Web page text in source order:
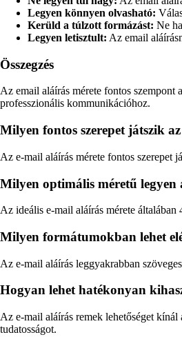
Legyen könnyen olvasható:
Kerüld a túlzott formázást: Ne
Legyen letisztult: Az email
Összegzés
Az email aláírás mérete fontos
professzionális kommunikációhoz.
Milyen fontos szerepet játszik
Az e-mail aláírás mérete fontos szerepet
Milyen optimális méretű legyen
Az ideális e-mail aláírás mérete
Milyen formátumokban lehet
Az e-mail aláírás leggyakrabban
Hogyan lehet hatékonyan
Az e-mail aláírás remek lehetőséget
tudatosságot.